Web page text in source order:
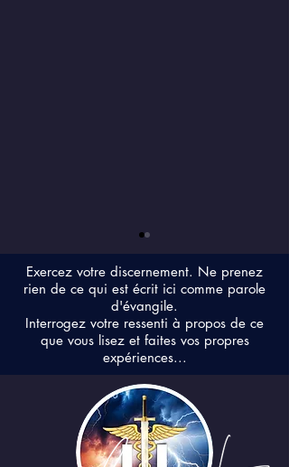
La Supraconscience, un
exercice de style…
Exercez votre discernement. Ne prenez
rien de ce qui est écrit ici comme parole
d'évangile.
Interrogez votre ressenti à propos de ce
que vous lisez et faites vos propres
expériences...